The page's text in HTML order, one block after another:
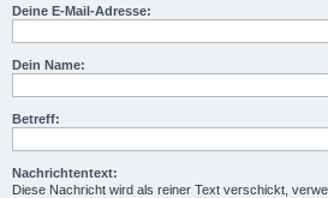
Deine E-Mail-Adresse:
Dein Name:
Betreff:
Nachrichtentext:
Diese Nachricht wird als reiner Text verschickt,